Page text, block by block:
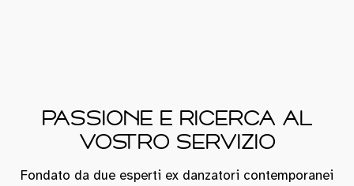
PASSIONE E RICERCA AL
VOSTRO SERVIZIO
Fondato da due esperti ex danzatori contemporanei